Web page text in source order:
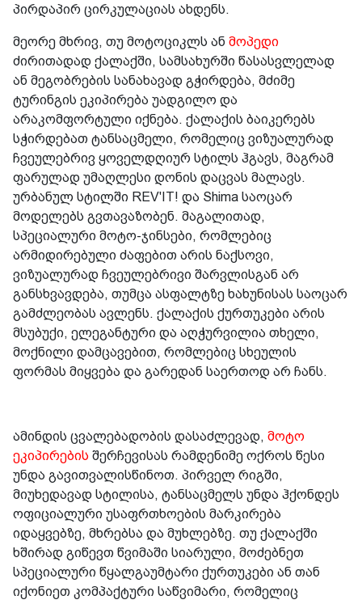
პირდაპირ ცირკულაციას ახდენს.
მეორე მხრივ, თუ მოტოციკლს ან მოპედი
ძირითადად ქალაქში, სამსახურში წასასვლელად
ან მეგობრების სანახავად გჭირდება, მძიმე
ტურინგის ეკიპირება უადგილო და
არაკომფორტული იქნება. ქალაქის ბაიკერებს
სჭირდებათ ტანსაცმელი, რომელიც ვიზუალურად
ჩვეულებრივ ყოველდღიურ სტილს ჰგავს, მაგრამ
ფარულად უმაღლესი დონის დაცვას მალავს.
ურბანულ სტილში REV'IT! და Shima საოცარ
მოდელებს გვთავაზობენ. მაგალითად,
სპეციალური მოტო-ჯინსები, რომლებიც
არმიდირებული ძაფებით არის ნაქსოვი,
ვიზუალურად ჩვეულებრივი შარვლისგან არ
განსხვავდება, თუმცა ასფალტზე ხახუნისას საოცარ
გამძლეობას ავლენს. ქალაქის ქურთუკები არის
მსუბუქი, ელეგანტური და აღჭურვილია თხელი,
მოქნილი დამცავებით, რომლებიც სხეულის
ფორმას მიყვება და გარედან საერთოდ არ ჩანს.
ამინდის ცვალებადობის დასაძლევად, მოტო
ეკიპირების შერჩევისას რამდენიმე ოქროს წესი
უნდა გავითვალისწინოთ. პირველ რიგში,
მიუხედავად სტილისა, ტანსაცმელს უნდა ჰქონდეს
ოფიციალური უსაფრთხოების მარკირება
იდაყვებზე, მხრებსა და მუხლებზე. თუ ქალაქში
ხშირად გიწევთ წვიმაში სიარული, მოძებნეთ
სპეციალური წყალგაუმტარი ქურთუკები ან თან
იქონიეთ კომპაქტური საწვიმარი, რომელიც